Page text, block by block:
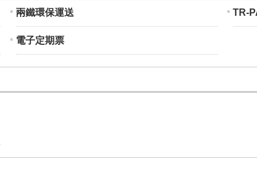
兩鐵環保運送 TR-
電子定期票